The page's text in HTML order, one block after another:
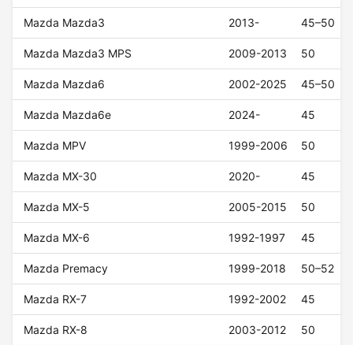
Mazda Mazda3 2013- 45–50
Mazda Mazda3 MPS 2009-2013 50
Mazda Mazda6 2002-2025 45–50
Mazda Mazda6e 2024- 45
Mazda MPV 1999-2006 50
Mazda MX-30 2020- 45
Mazda MX-5 2005-2015 50
Mazda MX-6 1992-1997 45
Mazda Premacy 1999-2018 50–52
Mazda RX-7 1992-2002 45
Mazda RX-8 2003-2012 50